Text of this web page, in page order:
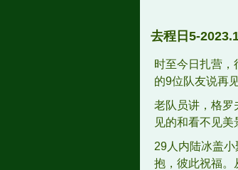
去程日 5-
时至今日扎营，
的9位队友说再
老队员讲，格罗
见的和看不见美
29人内陆冰盖
抱，彼此祝福。